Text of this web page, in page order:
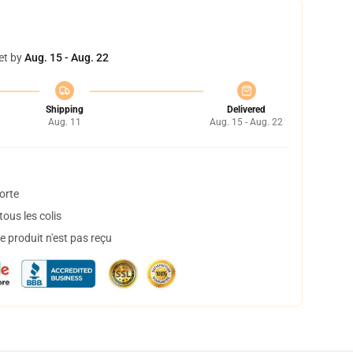
byAug. 15 - Aug. 22
Shipping
Aug. 11
Delivered
Aug. 15 - Aug. 22
les colis
produit n'est pas reçu